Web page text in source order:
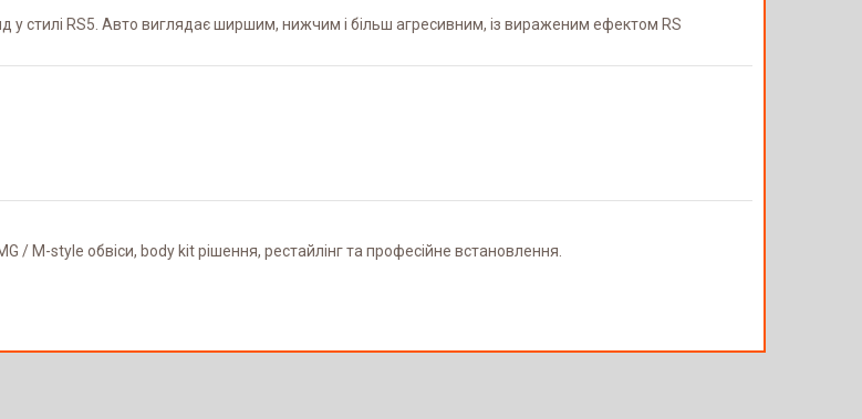
у стилі RS5. Авто виглядає ширшим, нижчим і більш агресивним, із вираженим ефектом RS
/ M-style обвіси, body kit рішення, рестайлінг та професійне встановлення.